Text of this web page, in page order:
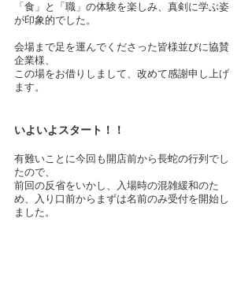
「食」と「職」の体験を楽しみ、真剣に学ぶ姿
が印象的でした。
会場まで足を運んでくださった皆様並びに協賛
企業様、
この場をお借りしまして、改めて感謝申し上げ
ます。
いよいよスタート！！
有難いことに今回も開店前から長蛇の行列でし
たので、
前回の反省をいかし、入場時の混雑緩和のた
め、入り口前からまずは名前のみ受付を開始し
ました。